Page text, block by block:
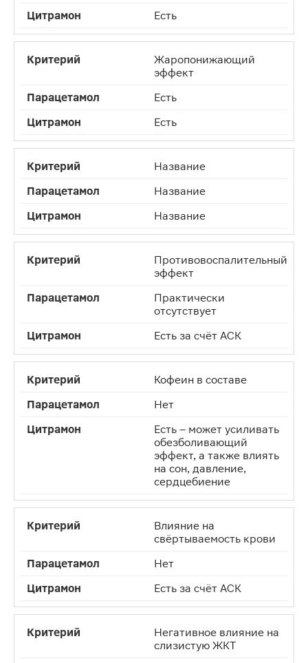
Есть
Жаропонижающий
эффект
Есть
Есть
Название
Название
Название
Противовоспалительный
эффект
Практически
отсутствует
Есть за счёт АСК
Кофеин в составе
Нет
Есть – может усиливать
обезболивающий
эффект, а также влиять
на сон, давление,
сердцебиение
Влияние на
свёртываемость крови
Нет
Есть за счёт АСК
Негативное влияние на
слизистую ЖКТ